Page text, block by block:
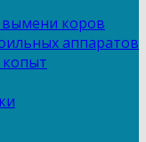
вымени коров
аппаратов
копыт